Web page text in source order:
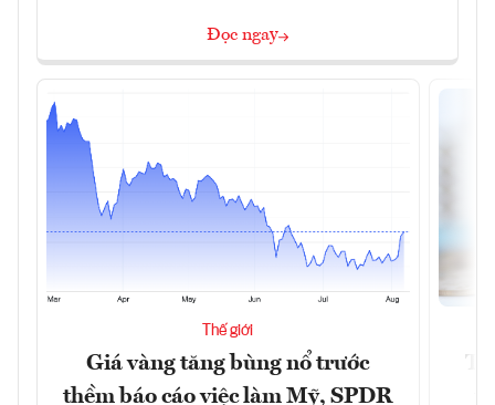
Đọc ngay
Thế giới
Giá vàng tăng bùng nổ trước
thềm báo cáo việc làm Mỹ, SPDR